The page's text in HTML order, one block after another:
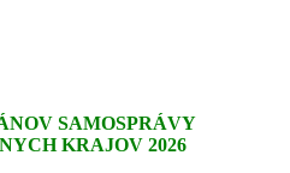
SAMOSPRÁVY
KRAJOV 2026